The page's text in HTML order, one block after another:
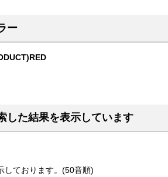
ー
した結果を表示しています
しております。(50音順)